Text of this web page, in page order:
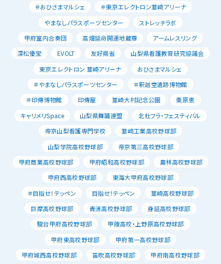
＃おひさまマルシェ
＃東京エレクトロン韮崎アリーナ
やまなしパラスポーツセンター
ストレッチラボ
甲府室内合奏団
高畑延命開運地蔵尊
アームレスリング
深松優宝
EVOLT 友好県省
山梨県看護教育研究協議会
東京エレクトロン 韮崎アリーナ
おひさまマルシェ
＃やまなしパラスポーツセンター
＃釈迦堂遺跡博物館
＃印傳博物館
印傳屋 韮崎大村記念公園
栗原恵
キャリメリSpace
山梨県舞踊連盟
北杜フラ・フェスティバル
帝京山梨看護専門学校
韮崎工業高校野球部
山梨学院高校野球部
帝京第三高校野球部
甲府商業高校野球部
甲府昭和高校野球部
農林高校野球部
甲府西高校野球部
東海大甲府高校野球部
＃目指せ！テッペン
目指せ！テッペン
韮崎高校野球部
巨摩高校野球部
青洲高校野球部
身延高校野球部
駿台甲府高校野球部
甲陵高校・上野原高校野球部
甲府東高校野球部
甲府第一高校野球部
甲府城西高校野球部
笛吹高校野球部
甲府南高校野球部